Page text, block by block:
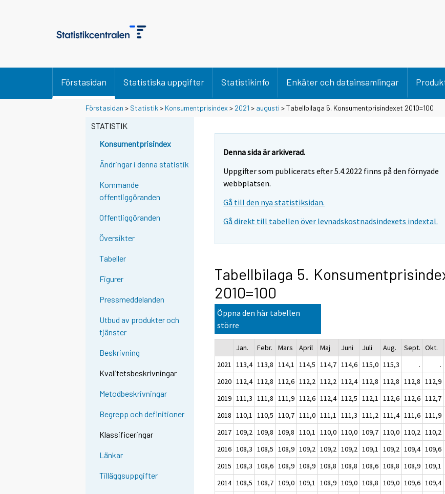
Förstasidan Statistiska uppgifter Statistikinfo Enkäter och datainsamlingar
Förstasidan > Statistik > Konsumentprisindex > 2021 > augusti > Tabellbilaga 5. Konsumentprisindexet 2010=100
STATISTIK
Konsumentprisindex
Ändringar i denna statistik
Kommande
offentliggöranden
Offentliggöranden
Översikter
Tabeller
Figurer
Pressmeddelanden
Utbud av produkter och
tjänster
Beskrivning
Kvalitetsbeskrivningar
Metodbeskrivningar
Begrepp och definitioner
Klassificeringar
Länkar
Tilläggsuppgifter
Denna sida är arkiverad.
Uppgifter som publicerats efter 5.4.2022 finns på den förnyade
webbplatsen.
Gå till den nya statistiksidan.
Gå direkt till tabellen över levnadskostnadsindexets indextal.
Tabellbilaga 5.
2010=100
Öppna den här tabellen
större
Jan. Febr. Mars April Maj Juni Juli Aug. Sept. Okt.
2021 113,4 113,8 114,1 114,5 114,7 114,6 115,0 115,3 . .
2020 112,4 112,8 112,6 112,2 112,2 112,4 112,8 112,8 112,8 112,9
2019 111,3 111,8 111,9 112,6 112,4 112,5 112,1 112,6 112,6 112,7
2018 110,1 110,5 110,7 111,0 111,1 111,3 111,2 111,4 111,6 111,9
2017 109,2 109,8 109,8 110,1 110,0 110,0 109,7 110,0 110,2 110,2
2016 108,3 108,5 108,9 109,2 109,2 109,2 109,1 109,2 109,4 109,6
2015 108,3 108,6 108,9 108,9 108,8 108,8 108,6 108,8 108,9 109,1
2014 108,5 108,7 109,0 109,1 108,9 109,0 108,8 109,0 109,6 109,4